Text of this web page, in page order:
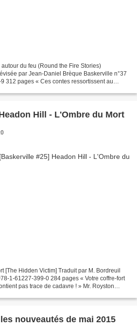
du feu (Round the Fire Stories)
par Jean-Daniel Brèque Baskerville n°37
312 pages « Ces contes ressortissent au
Hill - L'Ombre du Mort
[The Hidden Victim] Traduit par M. Bordreuil
1-61227-399-0 284 pages « Votre coffre-fort
pas trace de cadavre ! » Mr. Royston
nouveautés de mai 2015